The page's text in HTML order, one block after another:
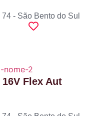
- São Bento do Sul
Flex Aut